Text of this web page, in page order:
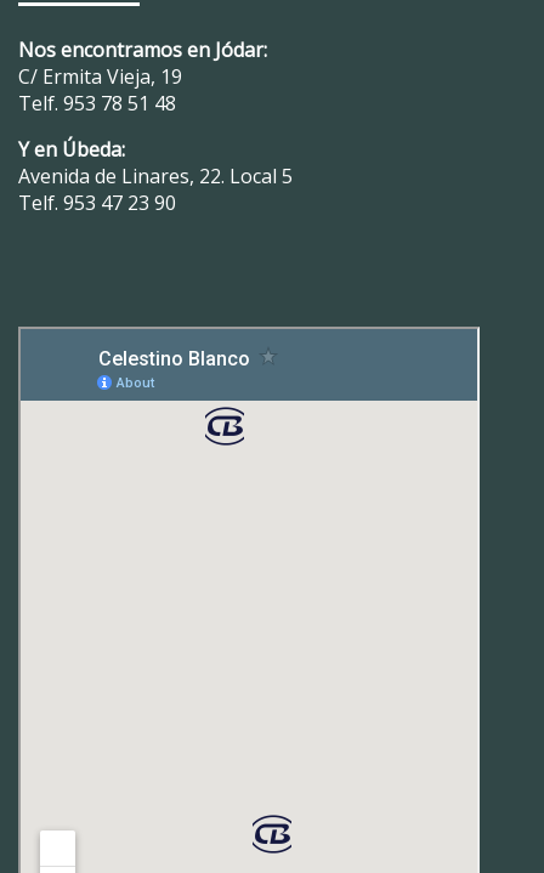
Nos encontramos en Jódar:
C/ Ermita Vieja, 19
Telf. 953 78 51 48
Y en Úbeda:
Avenida de Linares, 22. Local 5
Telf. 953 47 23 90